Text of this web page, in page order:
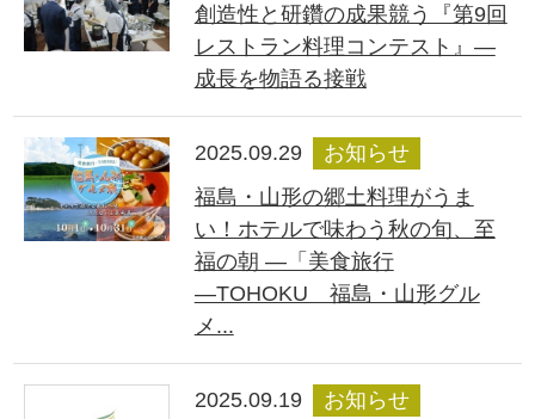
創造性と研鑽の成果競う『第9回
レストラン料理コンテスト』―
成長を物語る接戦
2025.09.29
お知らせ
福島・山形の郷土料理がうま
い！ホテルで味わう秋の旬、至
福の朝 ―「美食旅行
―TOHOKU 福島・山形グル
メ...
2025.09.19
お知らせ